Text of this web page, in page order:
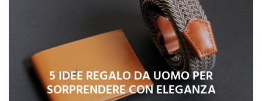
5 IDEE REGALO DA UOMO PER
SORPRENDERE CON ELEGANZA